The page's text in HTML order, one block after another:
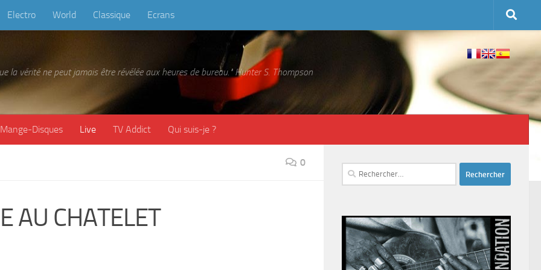
Electro World Classique Ecrans
la vérité ne peut jamais être révélée aux heures de bureau." Hunter S. Thompson
Mange-Disques Live TV Addict Qui suis-je ?
0
AU CHATELET
Rechercher :